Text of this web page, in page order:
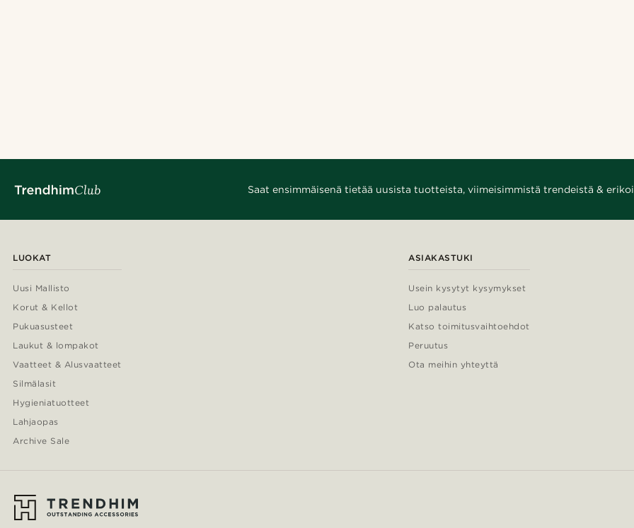
Saat ensimmäisenä tietää uusista tuotteista, viimeisimmistä trendeistä &
LUOKAT
Uusi Mallisto
Korut & Kellot
Pukuasusteet
Laukut & lompakot
Vaatteet & Alusvaatteet
Silmälasit
Hygieniatuotteet
Lahjaopas
Archive Sale
ASIAKASTUKI
Usein kysytyt kysymykset
Luo palautus
Katso toimitusvaihtoehdot
Peruutus
Ota meihin yhteyttä